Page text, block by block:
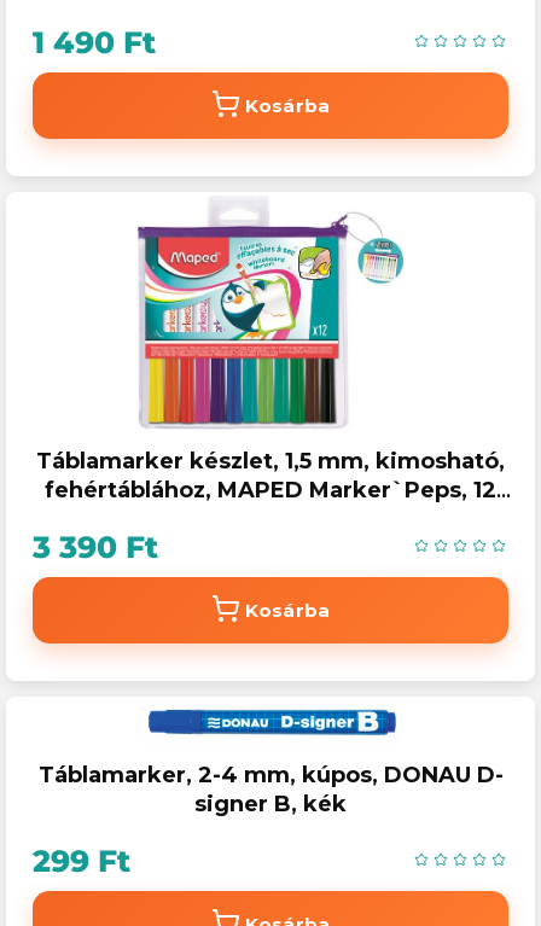
1 490 Ft
Kosárba
Táblamarker készlet, 1,5 mm, kimosható,
fehértáblához, MAPED Marker`Peps, 12
3 390 Ft
Kosárba
Táblamarker, 2-4 mm, kúpos, DONAU D-
signer B, kék
299 Ft